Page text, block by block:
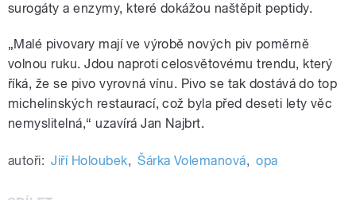
surogáty a enzymy, které dokážou naštěpit peptidy.
„Malé pivovary mají ve výrobě nových piv poměrně
volnou ruku. Jdou naproti celosvětovému trendu, který
říká, že se pivo vyrovná vínu. Pivo se tak dostává do top
michelinských restaurací, což byla před deseti lety věc
nemyslitelná,“ uzavírá Jan Najbrt.
autoři: Jiří Holoubek, Šárka Volemanová, opa